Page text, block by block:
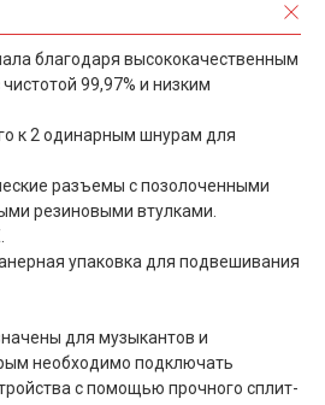
благодаря высококачественным
99,97% и низким
к 2 одинарным шнурам для
разъемы с позолоченными
резиновыми втулками.
упаковка для подвешивания
для музыкантов и
необходимо подключать
с помощью прочного сплит-